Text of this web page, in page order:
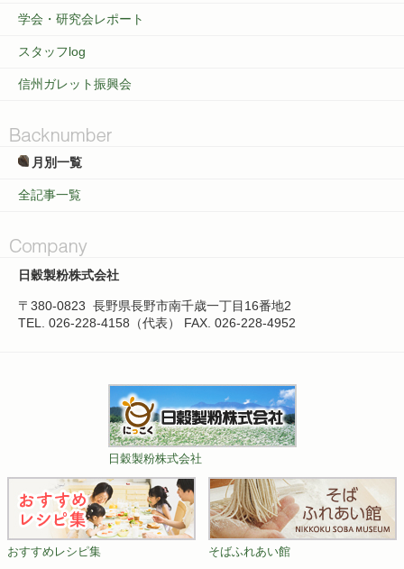
学会・研究会レポート
スタッフlog
信州ガレット振興会
月別一覧
全記事一覧
日穀製粉株式会社
〒380-0823 長野県長野市南千歳一丁目16番地2
TEL. 026-228-4158（代表）
FAX. 026-228-4952
日穀製粉株式会社
おすすめレシピ集 そばふれあい館